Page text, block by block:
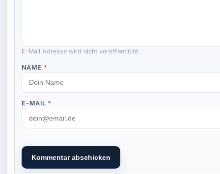
E-Mail Adresse wird nicht veröffentlicht.
NAME *
E-MAIL *
Kommentar abschicken